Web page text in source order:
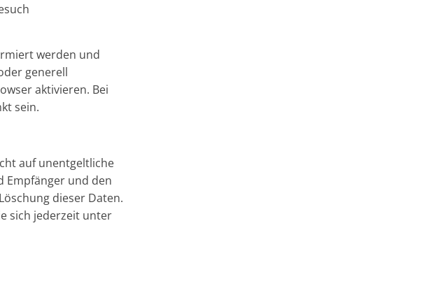
werden und
generell
aktivieren. Bei
sein.
auf unentgeltliche
Empfänger und den
dieser Daten.
sich jederzeit unter